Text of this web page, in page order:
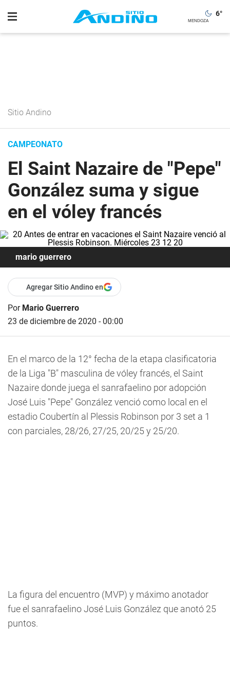
6°
Sitio Andino
CAMPEONATO
El Saint Nazaire de "Pepe"
González suma y sigue
en el vóley francés
mario guerrero
Agregar Sitio Andino en
Por Mario Guerrero
23 de diciembre de 2020 - 00:00
En el marco de la 12° fecha de la etapa clasificatoria
de la Liga "B" masculina de vóley francés, el Saint
Nazaire donde juega el sanrafaelino por adopción
José Luis "Pepe" González venció como local en el
estadio Coubertín al Plessis Robinson por 3 set a 1
con parciales, 28/26, 27/25, 20/25 y 25/20.
La figura del encuentro (MVP) y máximo anotador
fue el sanrafaelino José Luis González que anotó 25
puntos.